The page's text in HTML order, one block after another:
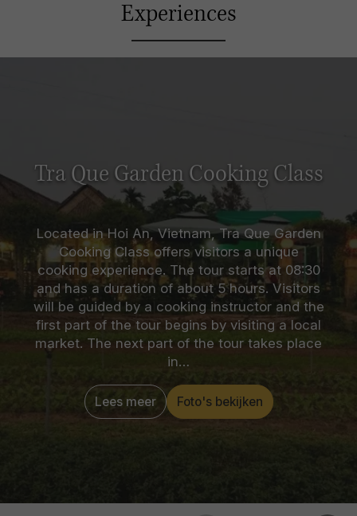
Experiences
Tra Que Garden Cooking Class
Located in Hoi An, Vietnam, Tra Que Garden
Cooking Class offers visitors a unique
cooking experience. The tour starts at 08:30
and has a duration of about 5 hours. Visitors
will be guided by a cooking instructor and the
first part of the tour begins by visiting a local
market. The next part of the tour takes place
in…
Lees meer Foto's bekijken